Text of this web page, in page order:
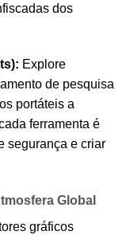
dos
Explore
de pesquisa
portáteis a
ferramenta é
segurança e criar
Global
gráficos